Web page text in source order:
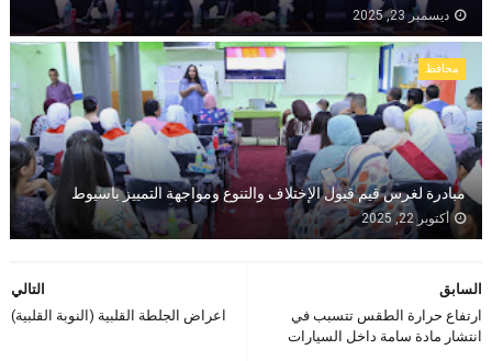
ديسمبر 23, 2025
محافظ
مبادرة لغرس قيم قبول الإختلاف والتنوع ومواجهة التمييز باسيوط
أكتوبر 22, 2025
التالي
اعراض الجلطة القلبية (النوبة القلبية)
السابق
ارتفاع حرارة الطقس تتسبب في
انتشار مادة سامة داخل السيارات